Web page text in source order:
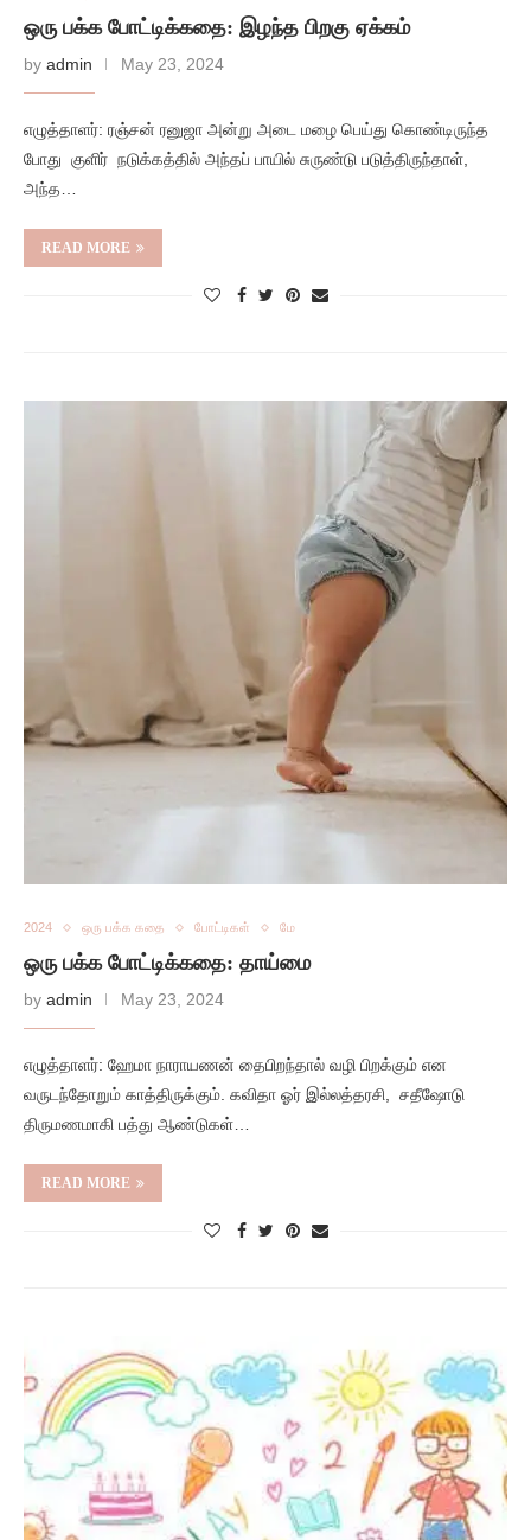
ஒரு பக்க போட்டிக்கதை: இழந்த பிறகு ஏக்கம்
by admin May 23, 2024
எழுத்தாளர்: ரஞ்சன் ரனுஜா அன்று அடை மழை பெய்து கொண்டிருந்த
போது குளிர் நடுக்கத்தில் அந்தப் பாயில் சுருண்டு படுத்திருந்தாள்,
அந்த…
READ MORE
2024 ஒரு பக்க கதை போட்டிகள் மே
ஒரு பக்க போட்டிக்கதை: தாய்மை
by admin May 23, 2024
எழுத்தாளர்: ஹேமா நாராயணன் தைபிறந்தால் வழி பிறக்கும் என
வருடந்தோறும் காத்திருக்கும். கவிதா ஓர் இல்லத்தரசி, சதீஷோடு
திருமணமாகி பத்து ஆண்டுகள்…
READ MORE